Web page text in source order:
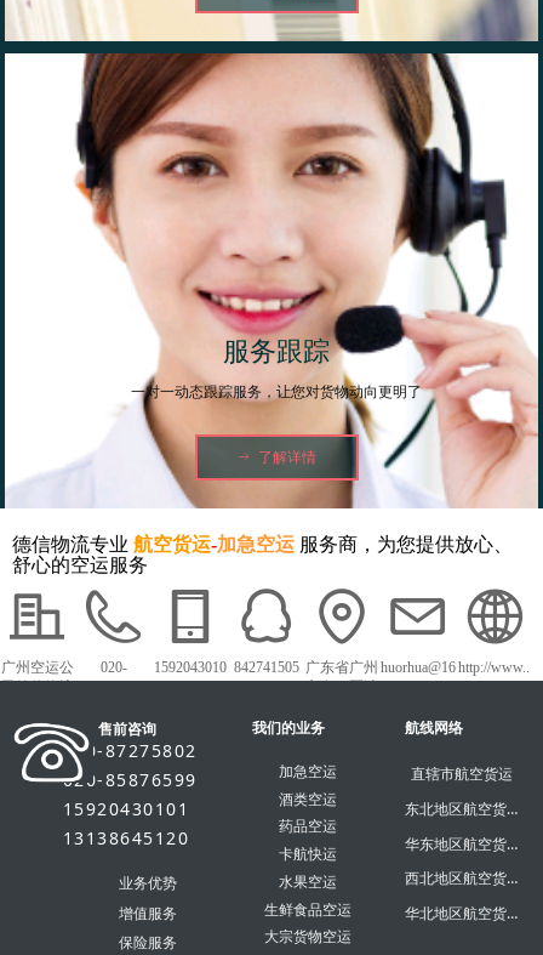
服务跟踪
ꁹ 了解详情
一对一动态跟踪服务，让您对货物动向更明了
加急空运
酒类空运
药品空运
卡航快运
水果空运
生鲜食品空运
大宗货物空运
我们的业务
直辖市航空货运
东北地区航空货运
华东地区航空货运
西北地区航空货运
华北地区航空货运
航线网络
业务优势
增值服务
保险服务
售前咨询
020-87275802
020-85876599
15920430101
13138645120
广州空运公
020-
1592043010 842741505 广东省广州
号白云农批
huorhua@16http://www..
德信物流专业 航空货运-加急空运 服务商，为您提供放心、
舒心的空运服务